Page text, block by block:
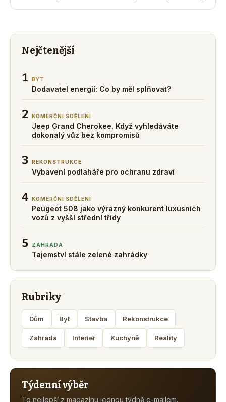
Nejčtenější
1 BYT
Dodavatel energií: Co by měl splňovat?
2 KOMERČNÍ SDĚLENÍ
Jeep Grand Cherokee. Když vyhledáváte
dokonalý vůz bez kompromisů
3 REKONSTRUKCE
Vybavení podlaháře pro ochranu zdraví
4 KOMERČNÍ SDĚLENÍ
Peugeot 508 jako výrazný konkurent luxusních
vozů z vyšší střední třídy
5 ZAHRADA
Tajemství stále zelené zahrádky
Rubriky
Dům Byt Stavba Rekonstrukce
Zahrada Interiér Kuchyně Reality
Týdenní výběr
To nejlepší z magazínu jednou týdně e-mailem.